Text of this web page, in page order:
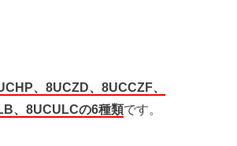
、8UCZD、8UCCZF、
、8UCULCの6種類です。